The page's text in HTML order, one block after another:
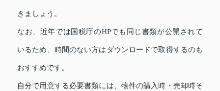
きましょう。
なお、近年では国税庁のHPでも同じ書類が公開されて
いるため、時間のない方はダウンロードで取得するのも
おすすめです。
自分で用意する必要書類には、物件の購入時・売却時そ